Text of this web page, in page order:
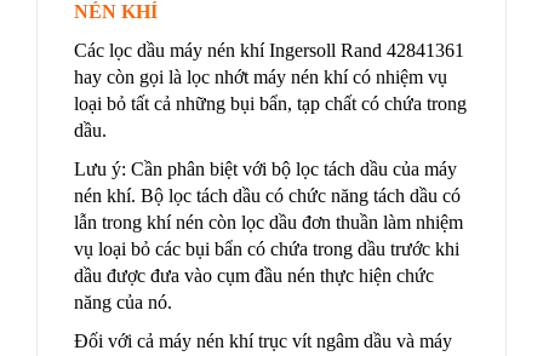
NÉN KHÍ
Các lọc dầu máy nén khí Ingersoll Rand 42841361
hay còn gọi là lọc nhớt máy nén khí có nhiệm vụ
loại bỏ tất cả những bụi bẩn, tạp chất có chứa trong
dầu.
Lưu ý: Cần phân biệt với bộ lọc tách dầu của máy
nén khí. Bộ lọc tách dầu có chức năng tách dầu có
lẫn trong khí nén còn lọc dầu đơn thuần làm nhiệm
vụ loại bỏ các bụi bẩn có chứa trong dầu trước khi
dầu được đưa vào cụm đầu nén thực hiện chức
năng của nó.
Đối với cả máy nén khí trục vít ngâm dầu và máy